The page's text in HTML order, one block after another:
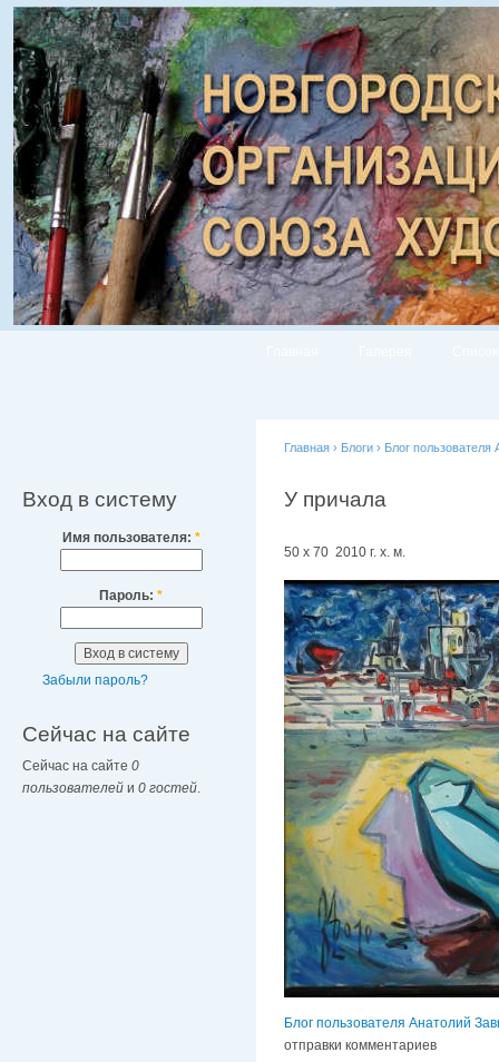
Вход в систему
Имя пользователя: *
Пароль: *
Забыли пароль?
Сейчас на сайте
Сейчас на сайте 0
пользователей и 0 гостей
Главная › Блоги › Блог пользователя
У причала
50 х 70 2010 г. х. м.
Блог пользователя Анатолий
отправки комментариев